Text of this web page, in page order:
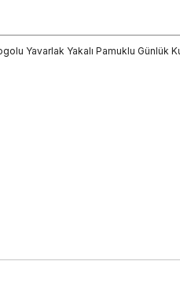
Yavarlak Yakalı Pamuklu Günlük
Ortamında Bulunan Işık ve